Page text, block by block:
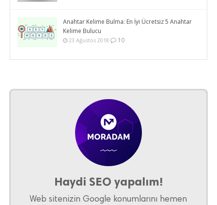
Anahtar Kelime Bulma: En İyi Ücretsiz 5 Anahtar
Kelime Bulucu
23 Ağustos 2018 10
Haydi SEO yapalım!
Web sitenizin Google konumlarını hemen